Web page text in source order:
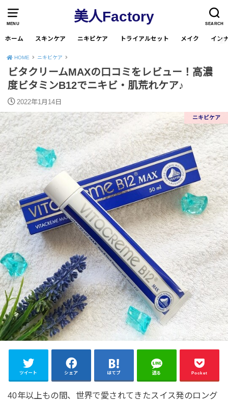
MENU SEARCH
美人Factory
ホーム スキンケア ニキビケア トライアルセット メイク イン
HOME ニキビケア
ビタクリームMAXの口コミをレビュー！高濃
度ビタミンB12でニキビ・肌荒れケア♪
2022年1月14日
ニキビケア
ツイート シェア はてブ 送る Pocket
40年以上もの間、世界で愛されてきたスイス発のロング